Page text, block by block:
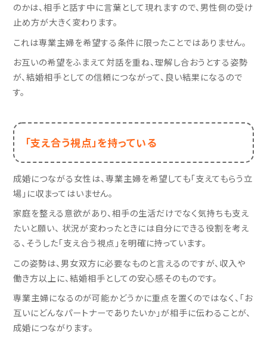
のかは、相手と話す中に言葉として現れますので、男性側の受け
止め方が大きく変わります。
これは専業主婦を希望する条件に限ったことではありません。
お互いの希望をふまえて対話を重ね、理解し合おうとする姿勢
が、結婚相手としての信頼につながって、良い結果になるので
す。
「支え合う視点」を持っている
成婚につながる女性は、専業主婦を希望しても「支えてもらう立
場」に収まってはいません。
家庭を整える意欲があり、相手の生活だけでなく気持ちも支え
たいと願い、 状況が変わったときには自分にできる役割を考え
る、そうした「支え合う視点」を明確に持っています。
この姿勢は、男女双方に必要なものと言えるのですが、収入や
働き方以上に、結婚相手としての安心感そのものです。
専業主婦になるのが可能かどうかに重点を置くのではなく、「お
互いにどんなパートナーでありたいか」が相手に伝わることが、
成婚につながります。